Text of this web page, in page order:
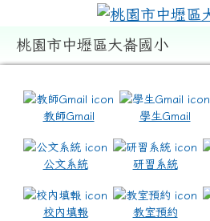
桃園市中壢區大崙國小
教師Gmail 學生Gmail
公文系統 研習系統
校內填報 教室預約